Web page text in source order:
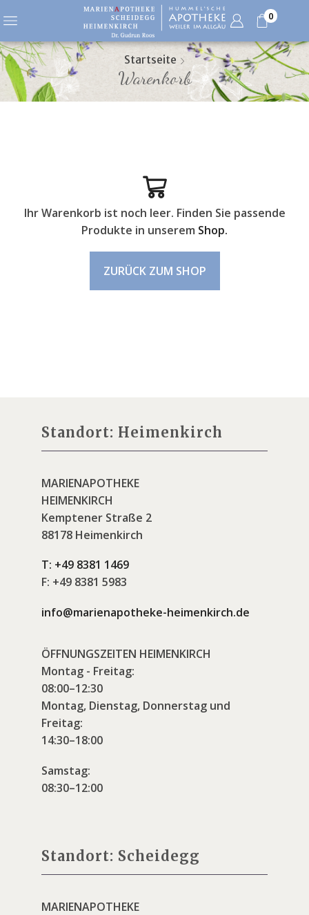
0
Startseite
Warenkorb
Ihr Warenkorb ist noch leer. Finden Sie passende
Produkte in unserem Shop.
ZURÜCK ZUM SHOP
Standort: Heimenkirch
MARIENAPOTHEKE
HEIMENKIRCH
Kemptener Straße 2
88178 Heimenkirch
T: +49 8381 1469
F: +49 8381 5983
info@marienapotheke-heimenkirch.de
ÖFFNUNGSZEITEN HEIMENKIRCH
Montag - Freitag:
08:00–12:30
Montag, Dienstag, Donnerstag und
Freitag:
14:30–18:00
Samstag:
08:30–12:00
Standort: Scheidegg
MARIENAPOTHEKE